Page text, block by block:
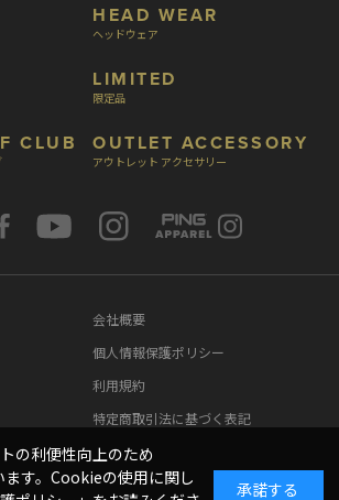
CLUB
HEAD WEAR
ヘッドウェア
LIMITED
限定品
OUTLET ACCESSORY
アウトレット アクセサリー
会社概要
個人情報保護ポリシー
利用規約
特定商取引法に基づく表記
の利便性向上のため
す。Cookieの使用に関し
承諾する